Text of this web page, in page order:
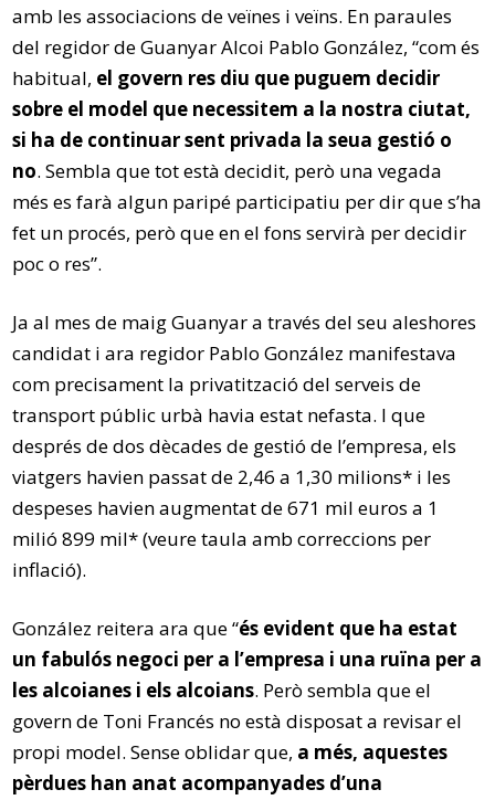
amb les associacions de veïnes i veïns. En paraules
del regidor de Guanyar Alcoi Pablo González, “com és
habitual, el govern res diu que puguem decidir
sobre el model que necessitem a la nostra ciutat,
si ha de continuar sent privada la seua gestió o
no. Sembla que tot està decidit, però una vegada
més es farà algun paripé participatiu per dir que s’ha
fet un procés, però que en el fons servirà per decidir
poc o res”.
Ja al mes de maig Guanyar a través del seu aleshores
candidat i ara regidor Pablo González manifestava
com precisament la privatització del serveis de
transport públic urbà havia estat nefasta. I que
després de dos dècades de gestió de l’empresa, els
viatgers havien passat de 2,46 a 1,30 milions* i les
despeses havien augmentat de 671 mil euros a 1
milió 899 mil* (veure taula amb correccions per
inflació).
González reitera ara que “és evident que ha estat
un fabulós negoci per a l’empresa i una ruïna per a
les alcoianes i els alcoians. Però sembla que el
govern de Toni Francés no està disposat a revisar el
propi model. Sense oblidar que, a més, aquestes
pèrdues han anat acompanyades d’una